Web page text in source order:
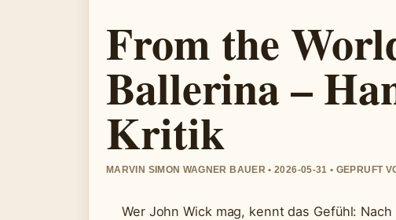
From the
Ballerina –
Kritik
MARVIN SIMON WAGNER BAUER • 2026-05-31 • GEPRUFT
Wer John Wick mag, kennt das Gefühl: